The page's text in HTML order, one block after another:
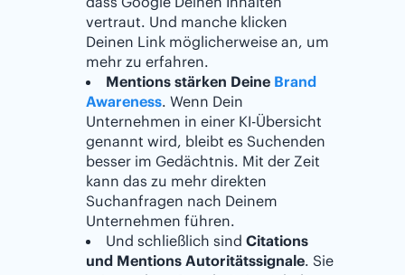
vertraut. Und manche klicken
Deinen Link möglicherweise an, um
mehr zu erfahren.
Mentions stärken Deine Brand
Awareness. Wenn Dein
Unternehmen in einer KI-Übersicht
genannt wird, bleibt es Suchenden
besser im Gedächtnis. Mit der Zeit
kann das zu mehr direkten
Suchanfragen nach Deinem
Unternehmen führen.
Und schließlich sind Citations
und Mentions Autoritätssignale. Sie